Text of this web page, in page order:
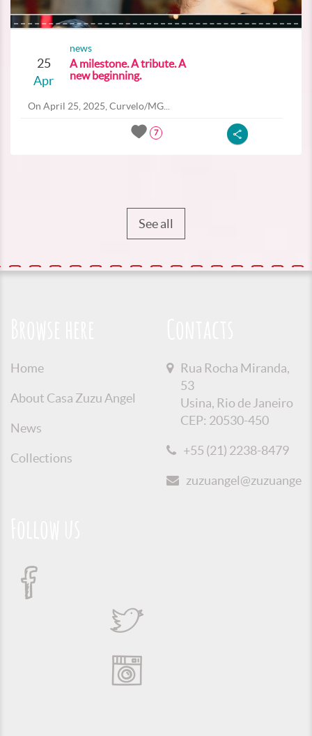
25
Apr
news
A milestone. A tribute. A
new beginning.
On April 25, 2025, Curvelo/MG...
7
See all
Home
About Casa Zuzu Angel
News
Collections
Rua Rocha Miranda,
53
Usina, Rio de Janeiro
CEP: 20530-450
+55 (21) 2238-8479